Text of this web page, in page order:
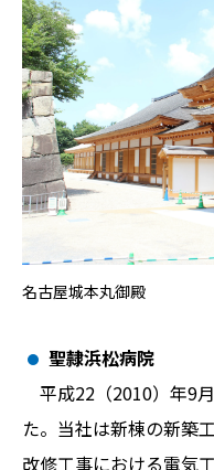
名古屋城本丸御殿
聖隷浜松病院
平成22（2010）年9
た。当社は新棟の新築
改修工事における電気